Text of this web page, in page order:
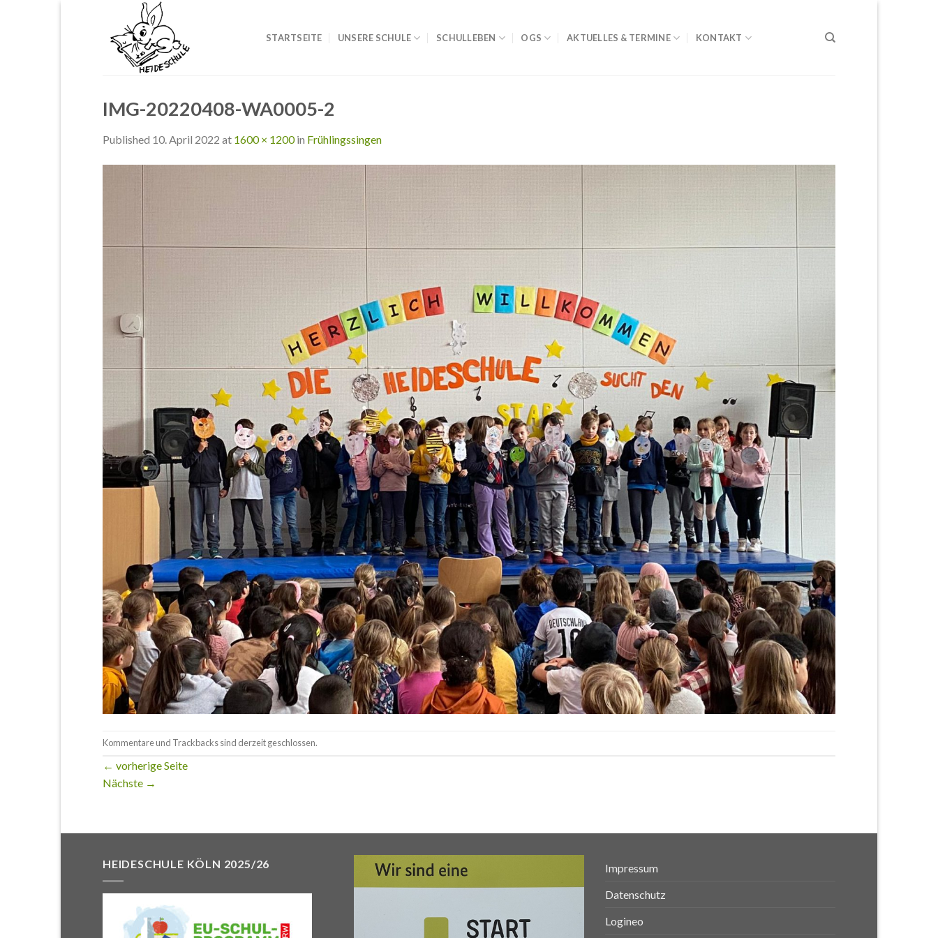
STARTSEITE UNSERE SCHULE SCHULLEBEN OGS AKTUELLES & TERMINE KONTAKT
IMG-20220408-WA0005-2
Published 10. April 2022 at 1600 × 1200in Frühlingssingen
Kommentare und Trackbacks sind derzeit geschlossen.
← vorherige Seite
Nächste →
HEIDESCHULE KÖLN 2025/26
Impressum
Datenschutz
Logineo